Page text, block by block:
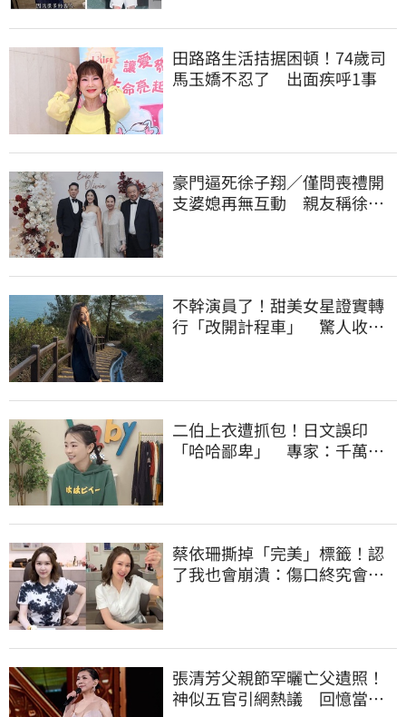
田路路生活拮据困頓！74歲司
馬玉嬌不忍了 出面疾呼1事
豪門逼死徐子翔／僅問喪禮開
支婆媳再無互動 親友稱徐莉
不幹演員了！甜美女星證實轉
行「改開計程車」 驚人收入
二伯上衣遭抓包！日文誤印
「哈哈鄙卑」 專家：千萬別
蔡依珊撕掉「完美」標籤！認
了我也會崩潰：傷口終究會癒
張清芳父親節罕曬亡父遺照！
神似五官引網熱議 回憶當年